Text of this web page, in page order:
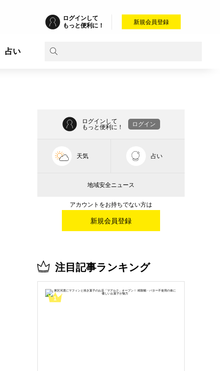
ログインして
もっと便利に！
新規会員登録
占い
ログインして
もっと便利に！
ログイン
天気 占い
地域安全ニュース
アカウントをお持ちでない方は
新規会員登録
注目記事ランキング